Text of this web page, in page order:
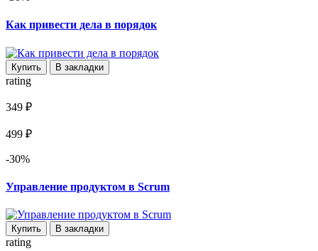
Как привести дела в порядок
Купить В закладки
rating
349 ₽
499 ₽
-30%
Управление продуктом в Scrum
Купить В закладки
rating